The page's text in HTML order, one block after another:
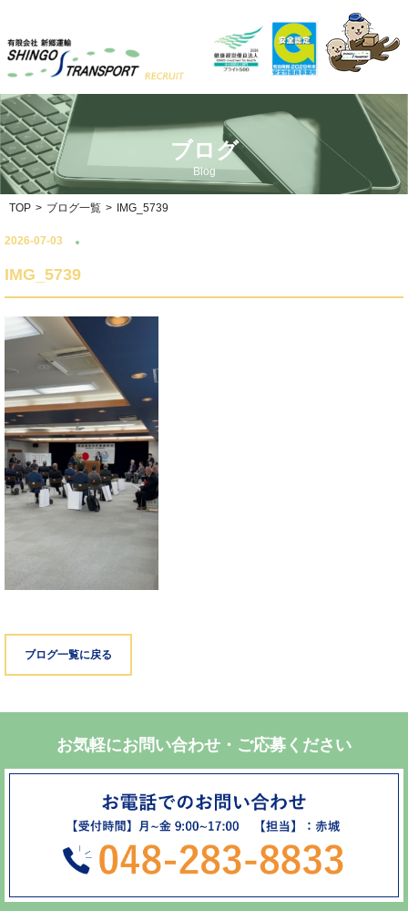
ブログ
Blog
TOP > ブログ一覧 > IMG_5739
2026-07-03
IMG_5739
ブログ一覧に戻る
お気軽にお問い合わせ・ご応募ください